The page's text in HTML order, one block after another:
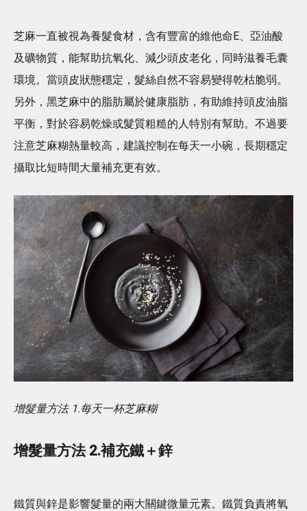
芝麻一直被視為養髮食材，含有豐富的維他命E、亞油酸
及礦物質，能幫助抗氧化、減少頭皮老化，同時滋養毛囊
環境。當頭皮狀態穩定，髮絲自然不容易變得乾枯脆弱。
另外，黑芝麻中的脂肪屬於健康脂肪，有助維持頭皮油脂
平衡，對於容易乾燥或髮質粗糙的人特別有幫助。不過要
注意芝麻糊熱量較高，建議控制在每天一小碗，長期穩定
攝取比短時間大量補充更有效。
增髮量方法 1.每天一杯芝麻糊
增髮量方法 2.補充鐵＋鋅
鐵質與鋅是影響髮量的兩大關鍵微量元素。鐵質負責將氧